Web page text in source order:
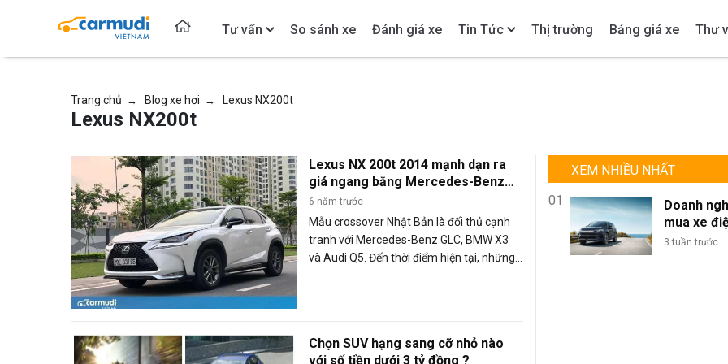
Tư vấn So sánh xe Đánh giá xe Tin Tức Thị trường Bảng giá xe Thư
Trang chủ → Blog xe hơi → Lexus NX200t
Lexus NX200t
Lexus NX 200t 2014 mạnh dạn ra
giá ngang bằng Mercedes-Benz
GLC
6 năm trước
Mẫu crossover Nhật Bản là đối thủ cạnh
tranh với Mercedes-Benz GLC, BMW X3
và Audi Q5. Đến thời điểm hiện tại, những
Chọn SUV hạng sang cỡ nhỏ nào
với số tiền dưới 3 tỷ đồng ?
XEM NHIỀU NHẤT
01
Doanh
mua xe
lượng lớn:
3 tuần trước